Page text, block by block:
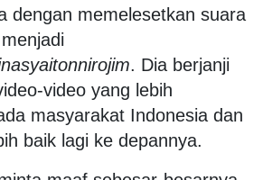
dengan memelesetkan suara
. Dia berjanji
video yang lebih
masyarakat Indonesia dan
baik lagi ke depannya.